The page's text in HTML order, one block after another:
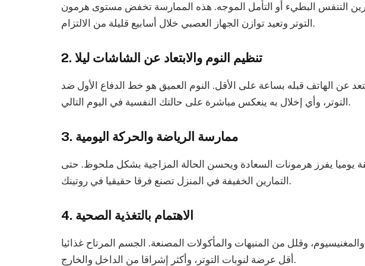
التنفس البطيء أو التأمل الموجه. هذه الممارسة تخفض مستوى هرمون
التوتر وتعيد توازن الجهاز العصبي خلال أسابيع قليلة من الالتزام.
2. تنظيم النوم والابتعاد عن الشاشات ليلا
عن الهاتف قبله بساعة على الأقل. النوم العميق هو خط الدفاع الأول ضد
التوتر، وأي إخلال به ينعكس مباشرة على حالتك النفسية في اليوم التالي.
3. ممارسة الرياضة والحركة اليومية
يوميا يفرز هرمونات السعادة ويحسن الحالة المزاجية بشكل ملحوظ. حتى
التمارين الخفيفة في المنزل تصنع فرقا حقيقيا في روتينك.
4. الاهتمام بالتغذية الصحية
والمغنيسيوم، وقلل من المنبهات والمأكولات المصنعة. الجسم المرتاح غذائيا
أقل عرضة لنوبات التوتر، وأكثر إشراقا من الداخل والخارج.